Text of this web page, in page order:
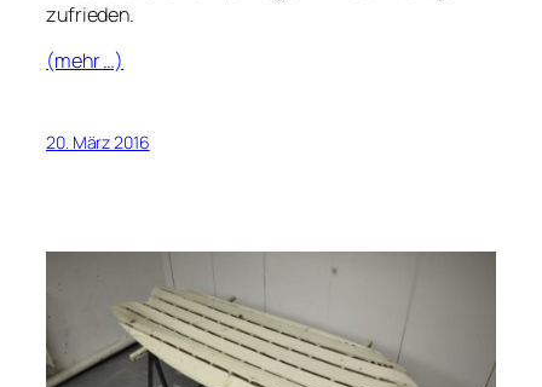
zufrieden.
(mehr …)
20. März 2016